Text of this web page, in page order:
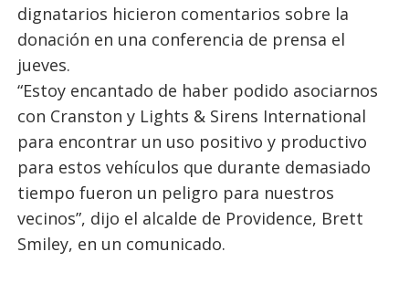
dignatarios hicieron comentarios sobre la
donación en una conferencia de prensa el
jueves.
“Estoy encantado de haber podido asociarnos
con Cranston y Lights & Sirens International
para encontrar un uso positivo y productivo
para estos vehículos que durante demasiado
tiempo fueron un peligro para nuestros
vecinos”, dijo el alcalde de Providence, Brett
Smiley, en un comunicado.